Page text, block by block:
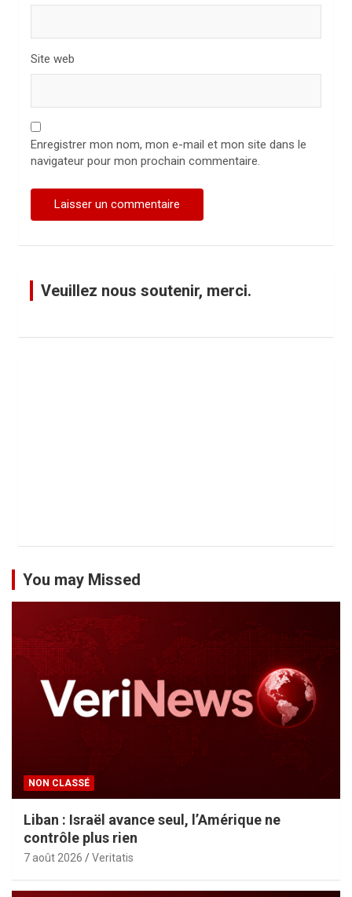
Site web
Enregistrer mon nom, mon e-mail et mon site dans le
navigateur pour mon prochain commentaire.
Veuillez nous soutenir, merci.
You may Missed
NON CLASSÉ
Liban : Israël avance seul, l’Amérique ne
contrôle plus rien
7 août 2026 Veritatis